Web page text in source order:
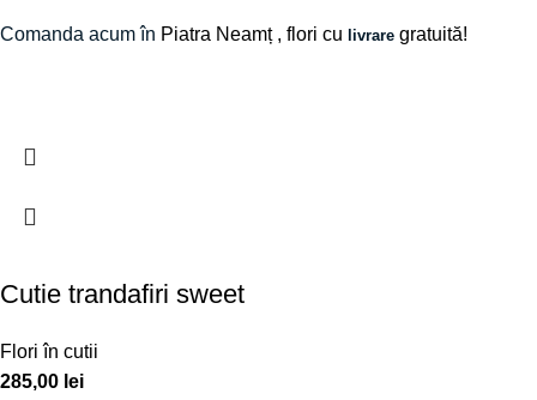
Comanda acum în Piatra Neamț, flori cu livrare gratuită!
Cutie trandafiri sweet
Flori în cutii
285,00 lei